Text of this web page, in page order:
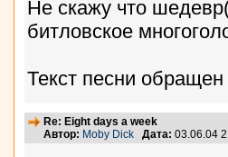
Не скажу что
битловское
Текст песни
Re: Eight days a week
Автор: Moby Dick Дата: 03.06.04